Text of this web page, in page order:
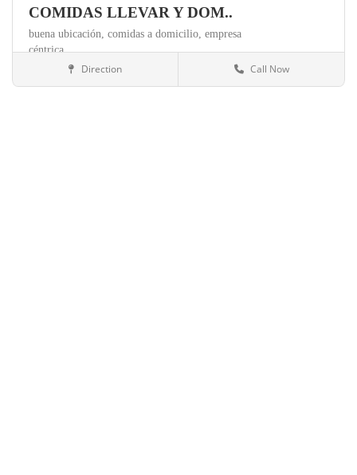
COMIDAS LLEVAR Y DOM..
buena ubicación, comidas a domicilio, empresa
céntrica,
AlimentaciónDirection Call Now